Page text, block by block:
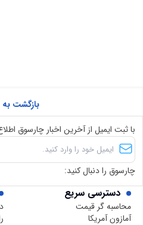
دسترسی سریع
محاسبه گر قیمت
آمازون آمریکا
بازگشت به
با ثبت ایمیل از آخرین اخبار چارسوق
چارسوق را دنبال کنید: